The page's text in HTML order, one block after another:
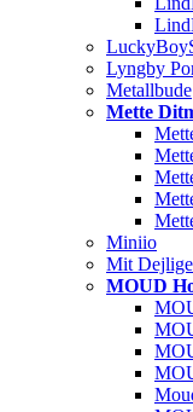
Lyngby
Metallbude
Mette
Miniio
Mit
MOUD